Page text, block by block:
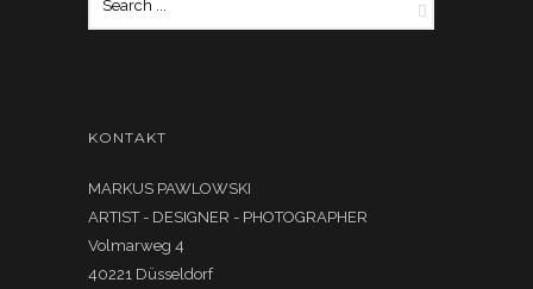
KONTAKT
MARKUS PAWLOWSKI
ARTIST - DESIGNER - PHOTOGRAPHER
Volmarweg 4
40221 Düsseldorf